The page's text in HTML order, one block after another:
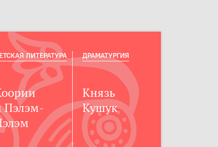
Пэлэм-
ЛИТЕРАТУРА
Князь
Кушук
ДРАМАТУРГИЯ